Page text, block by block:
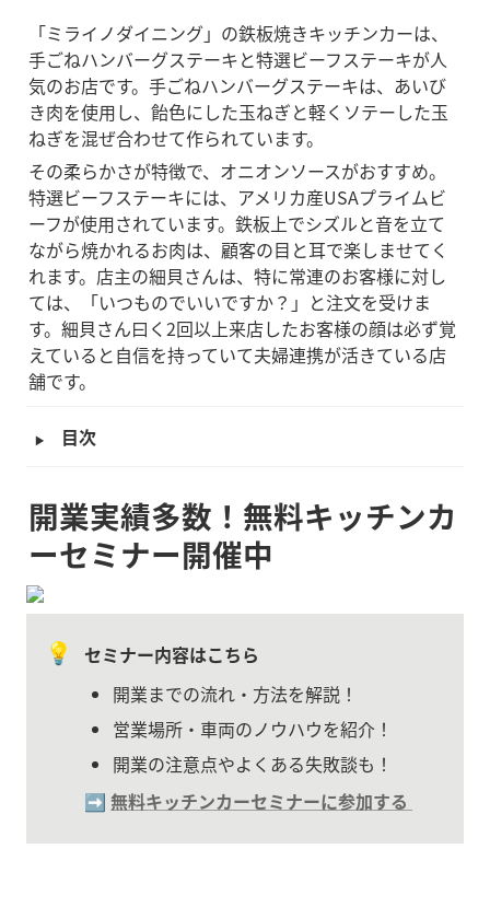
「ミライノダイニング」の鉄板焼きキッチンカーは、
手ごねハンバーグステーキと特選ビーフステーキが人
気のお店です。手ごねハンバーグステーキは、あいび
き肉を使用し、飴色にした玉ねぎと軽くソテーした玉
ねぎを混ぜ合わせて作られています。
その柔らかさが特徴で、オニオンソースがおすすめ。
特選ビーフステーキには、アメリカ産USAプライムビ
ーフが使用されています。鉄板上でシズルと音を立て
ながら焼かれるお肉は、顧客の目と耳で楽しませてく
れます。店主の細貝さんは、特に常連のお客様に対し
ては、「いつものでいいですか？」と注文を受けま
す。細貝さん曰く2回以上来店したお客様の顔は必ず覚
えていると自信を持っていて夫婦連携が活きている店
舗です。
‣ 目次
開業実績多数！無料キッチンカ
ーセミナー開催中
💡
セミナー内容はこちら
開業までの流れ・方法を解説！
営業場所・車両のノウハウを紹介！
開業の注意点やよくある失敗談も！
➡️ 無料キッチンカーセミナーに参加する